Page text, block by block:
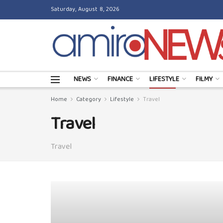
Saturday, August 8, 2026
NEWS FINANCE LIFESTYLE FILMY
Home Category Lifestyle Travel
Travel
Travel